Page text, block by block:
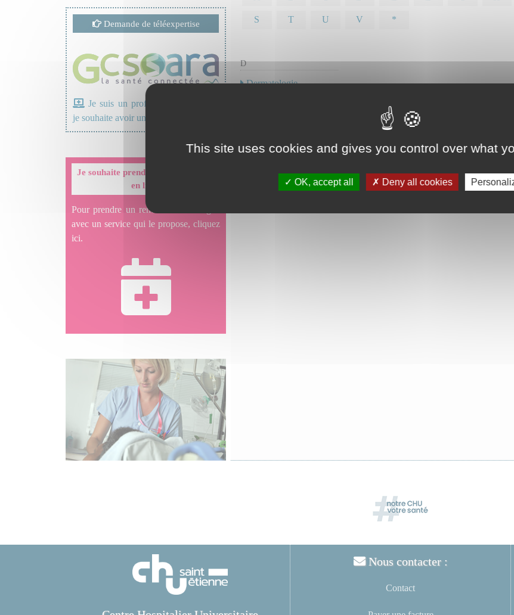
Demande de téléexpertise
Je suis un professionnel de santé,
je souhaite avoir un avis médical
Je souhaite prendre un rendez-vous
en ligne
Pour prendre un rendez-vous en ligne
avec un service qui le propose, cliquez
ici.
S T U V *
D
Dermatologie
Nous contacter :
Contact
This site uses cookies and gives you control over what
OK, accept all Deny all cookies